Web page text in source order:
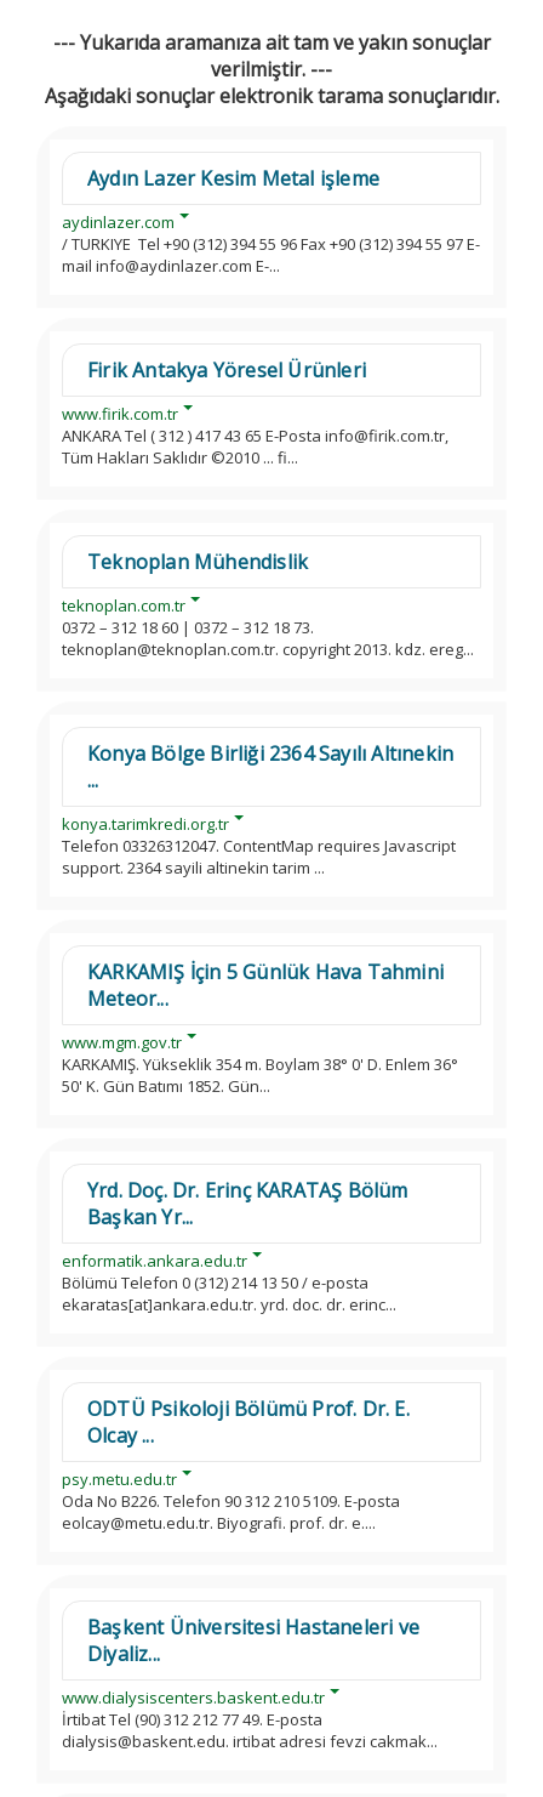
--- Yukarıda aramanıza ait tam ve yakın sonuçlar
verilmiştir. ---
Aşağıdaki sonuçlar elektronik tarama sonuçlarıdır.
Aydın Lazer Kesim Metal işleme
aydinlazer.com
/ TURKIYE Tel +90 (312) 394 55 96 Fax +90 (312) 394 55 97 E-
mail info@aydinlazer.com E-...
Firik Antakya Yöresel Ürünleri
www.firik.com.tr
ANKARA Tel ( 312 ) 417 43 65 E-Posta info@firik.com.tr,
Tüm Hakları Saklıdır ©2010 ... fi...
Teknoplan Mühendislik
teknoplan.com.tr
0372 – 312 18 60 | 0372 – 312 18 73.
teknoplan@teknoplan.com.tr. copyright 2013. kdz. ereg...
Konya Bölge Birliği 2364 Sayılı Altınekin
...
konya.tarimkredi.org.tr
Telefon 03326312047. ContentMap requires Javascript
support. 2364 sayili altinekin tarim ...
KARKAMIŞ İçin 5 Günlük Hava Tahmini
Meteor...
www.mgm.gov.tr
KARKAMIŞ. Yükseklik 354 m. Boylam 38° 0' D. Enlem 36°
50' K. Gün Batımı 1852. Gün...
Yrd. Doç. Dr. Erinç KARATAŞ Bölüm
Başkan Yr...
enformatik.ankara.edu.tr
Bölümü Telefon 0 (312) 214 13 50 / e-posta
ekaratas[at]ankara.edu.tr. yrd. doc. dr. erinc...
ODTÜ Psikoloji Bölümü Prof. Dr. E.
Olcay ...
psy.metu.edu.tr
Oda No B226. Telefon 90 312 210 5109. E-posta
eolcay@metu.edu.tr. Biyografi. prof. dr. e....
Başkent Üniversitesi Hastaneleri ve
Diyaliz...
www.dialysiscenters.baskent.edu.tr
İrtibat Tel (90) 312 212 77 49. E-posta
dialysis@baskent.edu. irtibat adresi fevzi cakmak...